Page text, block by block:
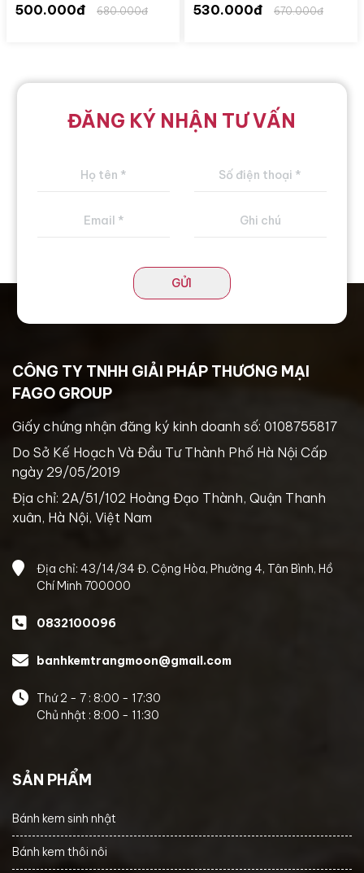
500.000đ 680.000đ 530.000đ 670.000đ
ĐĂNG KÝ NHẬN TƯ VẤN
GỬI
CÔNG TY TNHH GIẢI PHÁP THƯƠNG MẠI
FAGO GROUP
Giấy chứng nhận đăng ký kinh doanh số: 0108755817
Do Sở Kế Hoạch Và Đầu Tư Thành Phố Hà Nội Cấp
ngày 29/05/2019
Địa chỉ: 2A/51/102 Hoàng Đạo Thành, Quận Thanh
xuân, Hà Nội, Việt Nam
Địa chỉ: 43/14/34 Đ. Cộng Hòa, Phường 4, Tân Bình, Hồ
Chí Minh 700000
0832100096
banhkemtrangmoon@gmail.com
Thứ 2 - 7 : 8:00 - 17:30
Chủ nhật : 8:00 - 11:30
SẢN PHẨM
Bánh kem sinh nhật
Bánh kem thôi nôi